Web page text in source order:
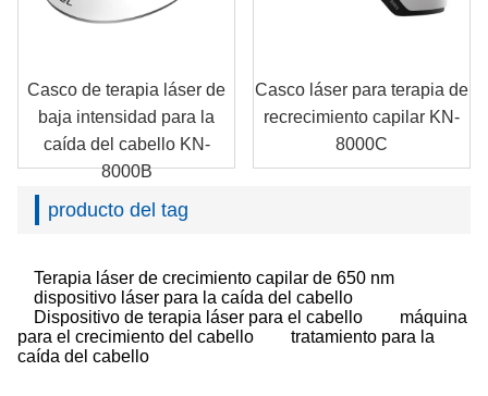
Casco de terapia láser de
baja intensidad para la
caída del cabello KN-
8000B
Casco láser para terapia de
recrecimiento capilar KN-
8000C
producto del tag
Terapia láser de crecimiento capilar de 650 nm
dispositivo láser para la caída del cabello
Dispositivo de terapia láser para el cabello
máquina
para el crecimiento del cabello
tratamiento para la
caída del cabello